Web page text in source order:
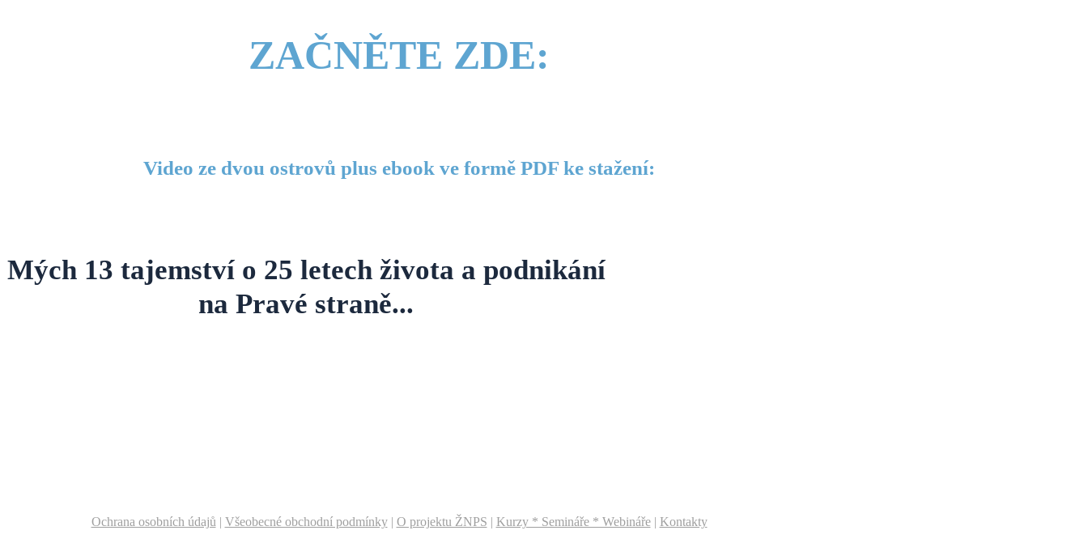
ZAČNĚTE ZDE:
Video ze dvou ostrovů plus ebook ve formě PDF ke stažení:
Mých 13 tajemství o 25 letech života a podnikání
na Pravé straně...
Ochrana osobních údajů | Všeobecné obchodní podmínky| O projektu ŽNPS | Kurzy * Semináře * Webináře| Kontakty